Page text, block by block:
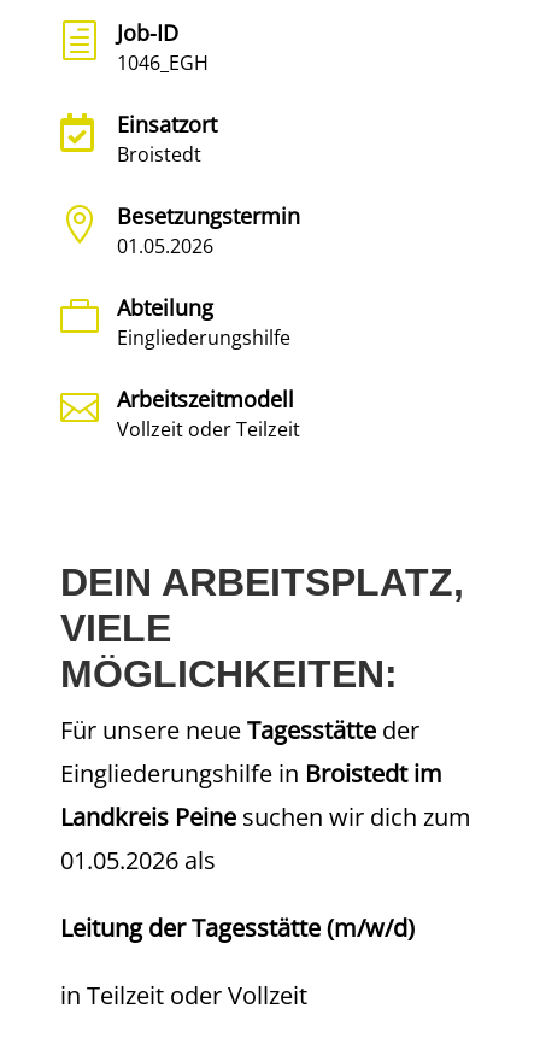
h Job-ID
1046_EGH
 Einsatzort
Broistedt
 Besetzungstermin
01.05.2026
 Abteilung
Eingliederungshilfe
 Arbeitszeitmodell
Vollzeit oder Teilzeit
DEIN ARBEITSPLATZ,
VIELE
MÖGLICHKEITEN:
Für unsere neueTagesstätte der
Eingliederungshilfe in Broistedt im
Landkreis Peine suchen wir dich zum
01.05.2026 als
Leitung der Tagesstätte (m/w/d)
in Teilzeit oder Vollzeit